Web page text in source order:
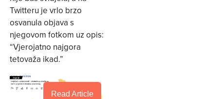
Twitteru je vrlo brzo
osvanula objava s
njegovom fotkom uz opis:
“Vjerojatno najgora
tetovaža ikad.”
Read Article